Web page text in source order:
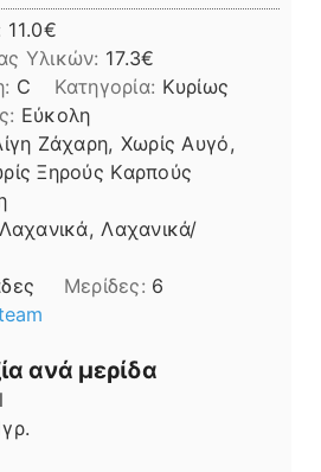
11.0€
Υλικών: 17.3
C Κατηγορία: Κυρίως
Εύκολη
Ζάχαρη, Χωρίς Αυγό,
Ξηρούς Καρπούς
Λαχανικά, Λαχανικά/
Μερίδες: 6
ανά μερίδα
γρ.